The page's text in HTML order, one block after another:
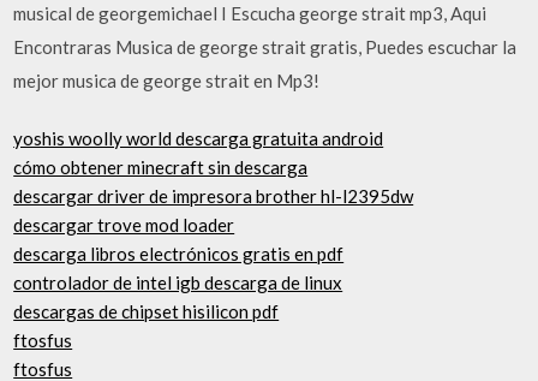
musical de georgemichael I Escucha george strait mp3, Aqui
Encontraras Musica de george strait gratis, Puedes escuchar la
mejor musica de george strait en Mp3!
yoshis woolly world descarga gratuita android
cómo obtener minecraft sin descarga
descargar driver de impresora brother hl-l2395dw
descargar trove mod loader
descarga libros electrónicos gratis en pdf
controlador de intel igb descarga de linux
descargas de chipset hisilicon pdf
ftosfus
ftosfus